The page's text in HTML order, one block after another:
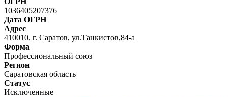
1036405207376
Дата ОГРН
Адрес
410010, г. Саратов, ул.Танкистов,84-а
Форма
Профессиональный союз
Регион
Саратовская область
Статус
Исключенные